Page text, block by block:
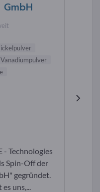
Vanadiumpulver
- Technologies
Spin-Off der
gegründet.
uns,...